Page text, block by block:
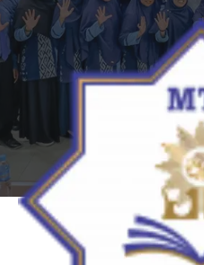
Visi